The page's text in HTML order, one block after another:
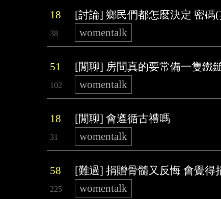
18 [討論] 鄉民們都怎麼決定 密碼
38 womentalk
51 [閒聊] 房間真的要常備一隻鐵
102 womentalk
18 [閒聊] 會遵循古禮嗎
31 womentalk
58 [難過] 捐贈骨髓又反悔 會覺得
225 womentalk